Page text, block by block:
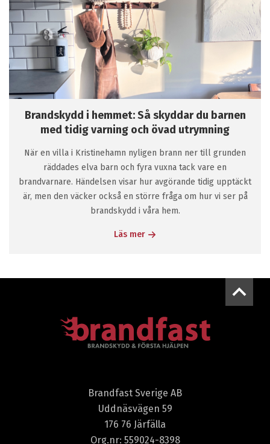
Brandskydd i hemmet: Så skyddar du barnen
med tidig varning och övad utrymning
När en villa i Kristinehamn nyligen brann ner till grunden
räddades elva barn och fyra vuxna tack vare en
brandvarnare. Händelsen visar hur avgörande tidig upptäckt
är, men den väcker också en större fråga om hur vi ser på
brandskydd i våra hem.
Läs mer
Brandfast Sverige AB
Uddnäsvägen 59
176 76 Järfälla
Org.nr: 559024-8398